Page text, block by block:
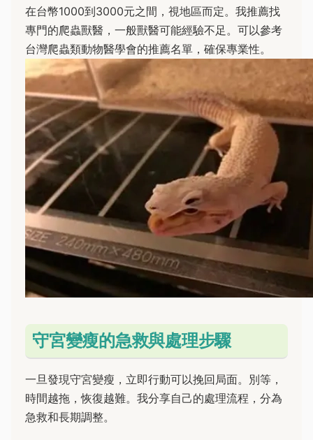
在台幣1000到3000元之間，視地區而定。我推薦找
專門的爬蟲獸醫，一般獸醫可能經驗不足。可以參考
台灣爬蟲類動物醫學會的推薦名單，確保專業性。
守宮變瘦的急救與處理步驟
一旦發現守宮變瘦，立即行動可以挽回局面。別等，
時間越拖，恢復越難。我分享自己的處理流程，分為
急救和長期調整。